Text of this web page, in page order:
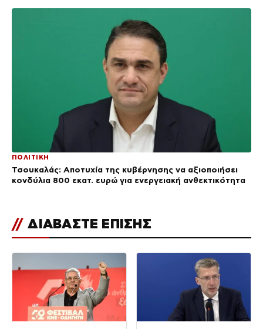
ΠΟΛΙΤΙΚΗ
Τσουκαλάς: Αποτυχία της κυβέρνησης να αξιοποιήσει
κονδύλια 800 εκατ. ευρώ για ενεργειακή ανθεκτικότητα
// ΔΙΑΒΑΣΤΕ ΕΠΙΣΗΣ